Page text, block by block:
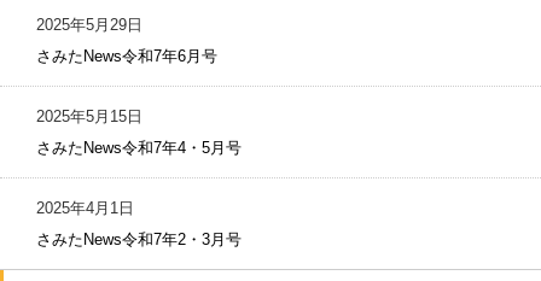
2025年5月29日
さみたNews令和7年6月号
2025年5月15日
さみたNews令和7年4・5月号
2025年4月1日
さみたNews令和7年2・3月号